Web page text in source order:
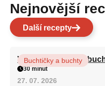
Nejnovější
Další recepty
Vláčná olejová litá
Buchtičky a buchty
30 minut
27. 07. 2026